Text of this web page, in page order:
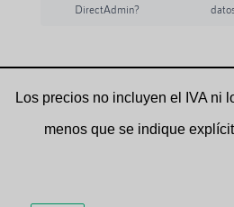
DirectAdmin?
Los precios no incluyen el IVA ni
menos que se indique